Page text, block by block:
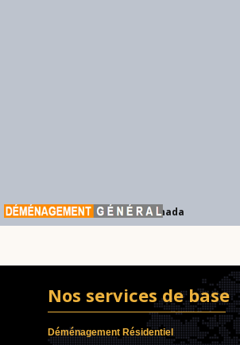
Déménagement Général Canada
Déménagement Résidentiel
Nos services de base